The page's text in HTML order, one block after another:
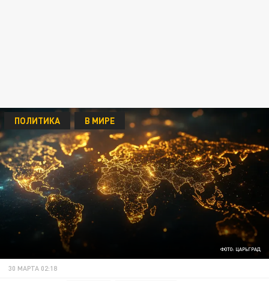
ФОТО: ЦАРЬГРАД
ПОЛИТИКА В МИРЕ
30 МАРТА 02:18